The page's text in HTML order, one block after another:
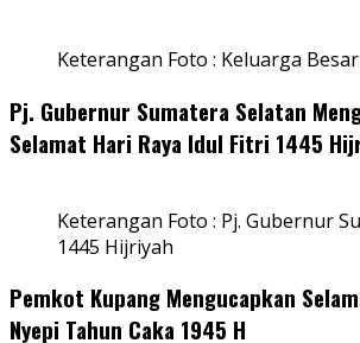
Keterangan Foto : Keluarga
Pj. Gubernur Sumatera Selatan
Selamat Hari Raya Idul Fitri 1445
Keterangan Foto : Pj. Gubernur
1445 Hijriyah
Pemkot Kupang Mengucapkan
Nyepi Tahun Caka 1945 H